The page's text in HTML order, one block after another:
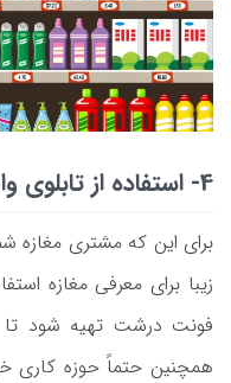
4- استفاده از تابلوی واضح در مکان قابل دید
برای این که مشتری مغازه
زیبا برای معرفی مغازه
فونت درشت تهیه شود تا
همچنین حتماً حوزه کاری